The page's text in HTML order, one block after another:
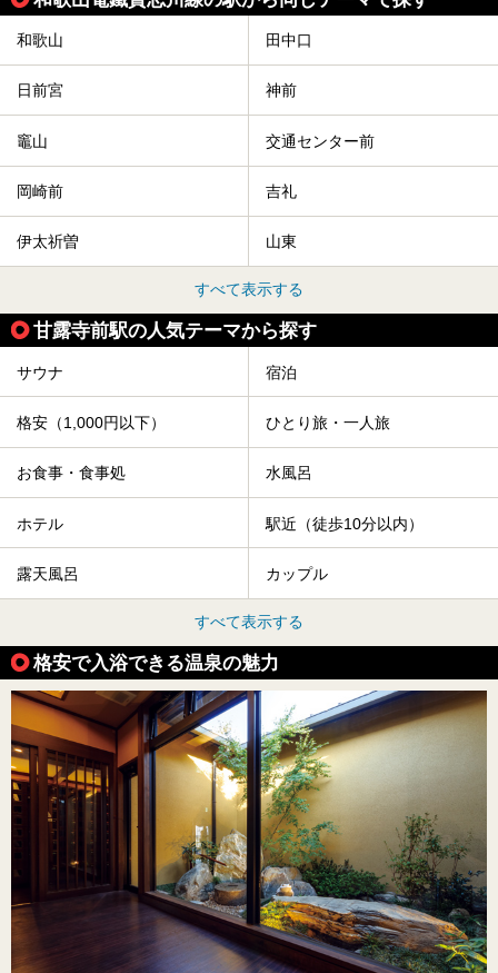
和歌山 田中口
日前宮 神前
竈山 交通センター前
岡崎前 吉礼
伊太祈曽 山東
すべて表示する
甘露寺前駅の人気テーマから探す
サウナ 宿泊
格安（1,000円以下） ひとり旅・一人旅
お食事・食事処 水風呂
ホテル 駅近（徒歩10分以内）
露天風呂 カップル
すべて表示する
格安で入浴できる温泉の魅力